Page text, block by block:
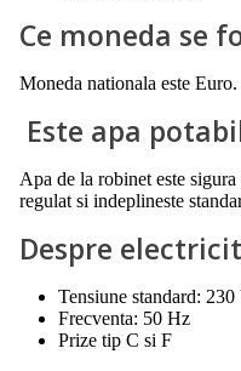
Ce moneda se
Moneda nationala este Euro.
Este apa
Apa de la robinet este
regulat si indeplineste
Despre
Tensiune standard:
Frecventa: 50 Hz
Prize tip C si F